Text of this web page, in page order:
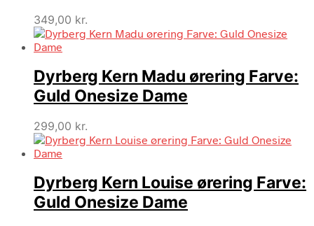
349,00 kr.
Dyrberg Kern Madu ørering Farve:
Guld Onesize Dame
299,00 kr.
Dyrberg Kern Louise ørering Farve:
Guld Onesize Dame